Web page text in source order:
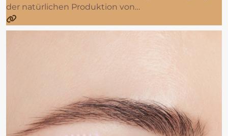
der natürlichen Produktion von…